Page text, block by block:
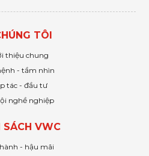
TÔI
thiệu chung
- tầm nhìn
tác - đầu tư
nghề nghiệp
SÁCH VWC
- hậu mãi